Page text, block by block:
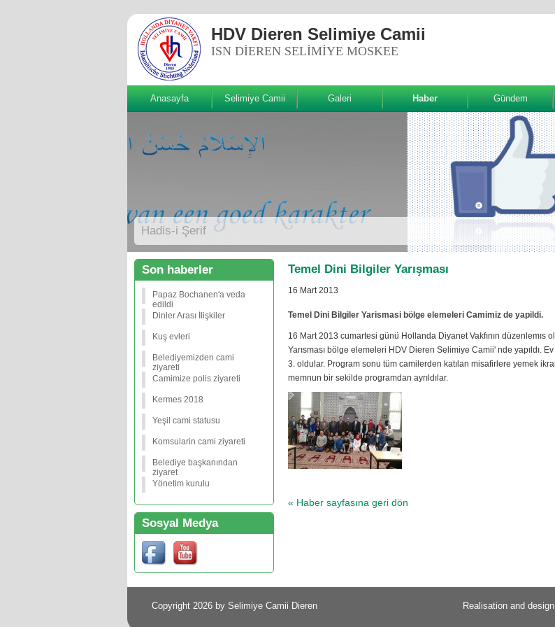
HDV Dieren Selimiye Camii
ISN DIEREN SELIMIYE MOSKEE
Anasayfa Selimiye Camii Galeri Haber Gündem
Sizde Beğenin!Hadis-i Şerif
Son haberler
Papaz Bochanen'a veda
edildi
Dinler Arası İlişkiler
Kuş evleri
Belediyemizden cami
ziyareti
Camimize polis ziyareti
Kermes 2018
Yeşil cami statusu
Komsularin cami ziyareti
Belediye başkanından
ziyaret
Yönetim kurulu
Sosyal Medya
Temel Dini Bilgiler Yarışması
16 Mart 2013
Temel Dini Bilgiler Yarismasi bölge elemeleri Camimiz de yapildi.
16 Mart 2013 cumartesi günü Hollanda Diyanet Vakfının düzenlemıs
Yarısması bölge elemeleri HDV Dieren Selimiye Camii' nde yapıldı.
3. oldular. Program sonu tüm camilerden katılan misafirlere yemek
memnun bir sekilde programdan ayrıldılar.
« Haber sayfasına geri dön
Copyright 2026 by Selimiye Camii Dieren Realisation and